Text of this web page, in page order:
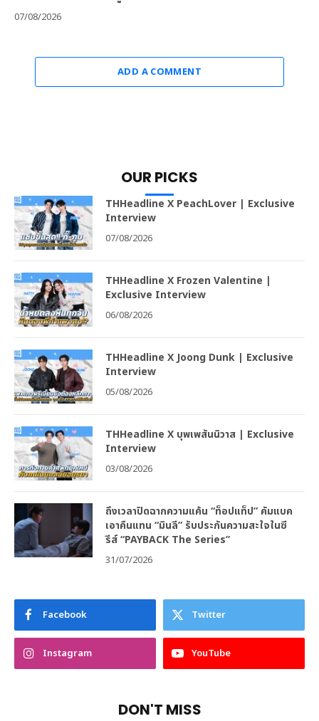
07/08/2026
ADD A COMMENT
OUR PICKS
THHeadline X PeachLover | Exclusive
Interview
07/08/2026
THHeadline X Frozen Valentine |
Exclusive Interview
06/08/2026
THHeadline X Joong Dunk | Exclusive
Interview
05/08/2026
THHeadline X บุพเพสันนิวาส | Exclusive
Interview
03/08/2026
ถึงเวลาปิดฉากความแค้น “ท็อปแท็ป” คัมแบค
เอาคืนแทน “มินลี” รับประกันความสะใจในซี
รีส์ “PAYBACK The Series”
31/07/2026
Facebook Twitter
Instagram YouTube
DON'T MISS